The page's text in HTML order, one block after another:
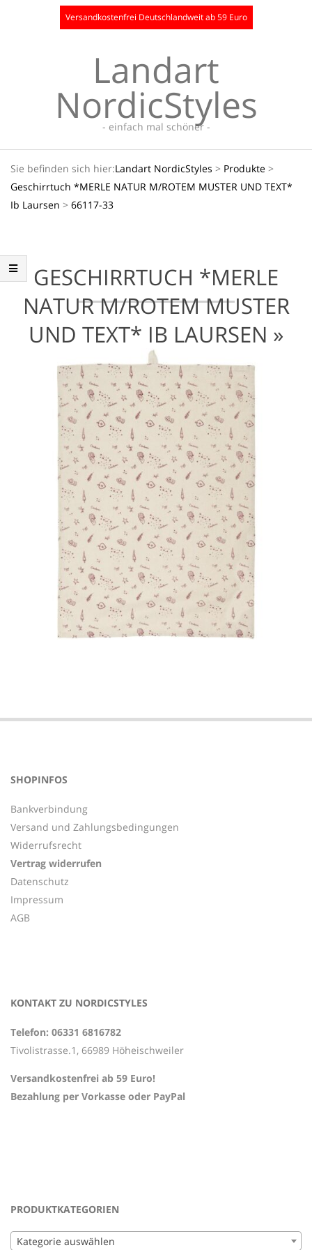
Versandkostenfrei Deutschlandweit ab 59 Euro
Landart
NordicStyles
- einfach mal schöner -
Navigation
Menu
Sie befinden sich hier:Landart NordicStyles > Produkte >
Geschirrtuch *MERLE NATUR M/ROTEM MUSTER UND TEXT*
Ib Laursen > 66117-33
GESCHIRRTUCH *MERLE
NATUR M/ROTEM MUSTER
UND TEXT* IB LAURSEN »
66117-33
07-
SHOPINFOS
Bankverbindung
Versand und Zahlungsbedingungen
Widerrufsrecht
Vertrag widerrufen
Datenschutz
Impressum
AGB
KONTAKT ZU NORDICSTYLES
Telefon: 06331 6816782
Tivolistrasse.1, 66989 Höheischweiler
Versandkostenfrei ab 59 Euro!
Bezahlung per Vorkasse oder PayPal
PRODUKTKATEGORIEN
Kategorie auswählen